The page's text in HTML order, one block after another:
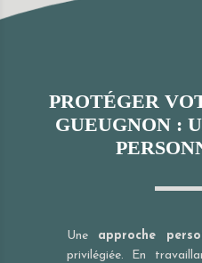
PROTÉGER
GUEUGNON :
Une approche
privilégiée. En